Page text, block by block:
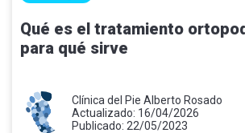
Qué es el tratamiento
para qué sirve
Clínica del Pie Alberto Rosado
Actualizado: 16/04/2026
Publicado: 22/05/2023